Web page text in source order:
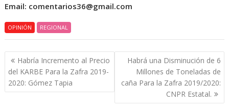
Email: comentarios36@gmail.com
OPINIÓN REGIONAL
Navegación
de
entradas
Habría Incremento al Precio
del KARBE Para la Zafra 2019-
2020: Gómez Tapia
Habrá una Disminución de 6
Millones de Toneladas de
caña Para la Zafra 2019/2020:
CNPR Estatal.